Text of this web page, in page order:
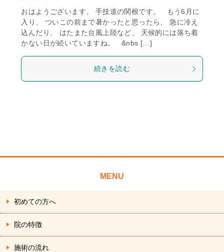
おはようございます。 手技道の関根です。 もう6月に
入り、 ついこの前まで暑かったと思ったら、 急に冷え
込んだり、 はたまた台風上陸など、 天候的には落ち着
かない日が続いていますね。 &nbs […]
続きを読む
MENU
初めての方へ
院の特徴
施術の流れ